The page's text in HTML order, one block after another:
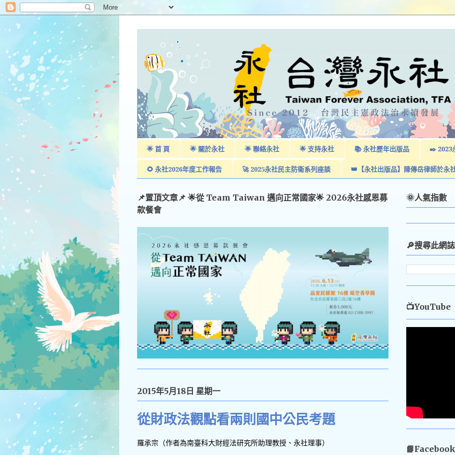
🌟 首 頁 🌟 關於永社 🌟 聯絡永社 🌟 支持永社 📚 永社歷年出版品 ✒️ 2023
🌻 永社2026年度工作報告 🚀 2025永社民主防衛系列座談 👑【永社出版品】陳傳岳律師於永
📌置頂文章📌 🌟從 Team Taiwan 邁向正常國家🌟 2026永社感恩募
款餐會
2015年5月18日 星期一
從財政法觀點看兩則國中公民考題
羅承宗（作者為南臺科大財經法研究所助理教授、永社理事）
🌞人氣指數
🔎搜尋此網誌
📺YouTube
📘Facebook